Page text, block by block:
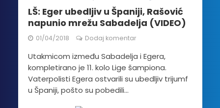
LŠ: Eger ubedljiv u Španiji, Rašović
napunio mrežu Sabadelja (VIDEO)
01/04/2018 Dodaj komentar
Utakmicom između Sabadelja i Egera,
kompletirano je 11. kolo Lige šampiona.
Vaterpolisti Egera ostvarili su ubedljiv trijumf
u Španiji, pošto su pobedili...